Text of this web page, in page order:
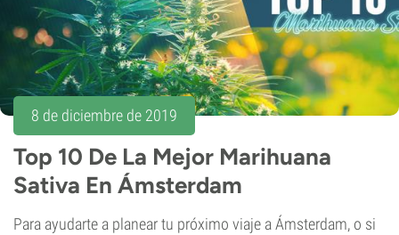
8 de diciembre de 2019
Top 10 De La Mejor Marihuana
Sativa En Ámsterdam
Para ayudarte a planear tu próximo viaje a Ámsterdam, o si